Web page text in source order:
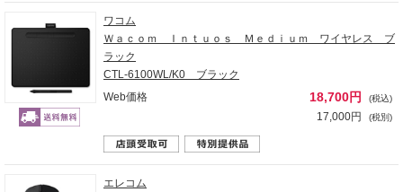
ワコム
Ｗａｃｏｍ Ｉｎｔｕｏｓ Ｍｅｄｉｕｍ ワイヤレス ブ
ラック
CTL-6100WL/K0 ブラック
Web価格
18,700円 (税込)
17,000円 (税別)
エレコム